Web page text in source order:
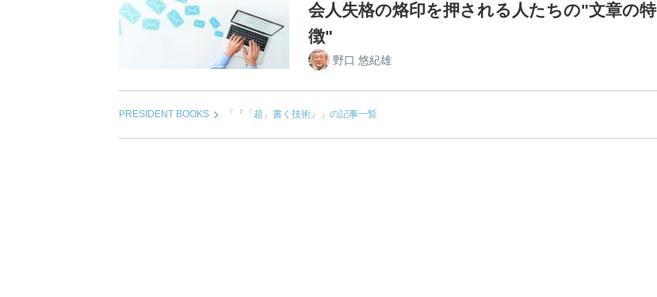
会人失格の烙印を押される人たちの"文章の特
徴"
野口 悠紀雄
PRESIDENT BOOKS 「『「超」書く技術』」の記事一覧